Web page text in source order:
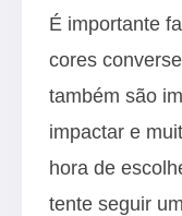
É importante
cores
também são
impactar e
hora de
tente seguir